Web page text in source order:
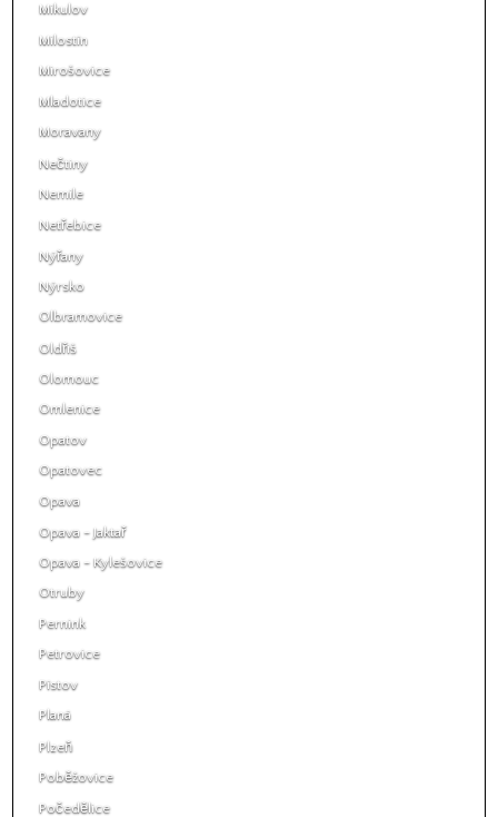
Mikulov
Milostín
Mirošovice
Mladotice
Moravany
Nečtiny
Nemile
Netřebice
Nýřany
Nýrsko
Olbramovice
Oldřiš
Olomouc
Omlenice
Opatov
Opatovec
Opava
Opava - Jaktař
Opava - Kylešovice
Otruby
Pernink
Petrovice
Pístov
Planá
Plzeň
Poběžovice
Počedělice